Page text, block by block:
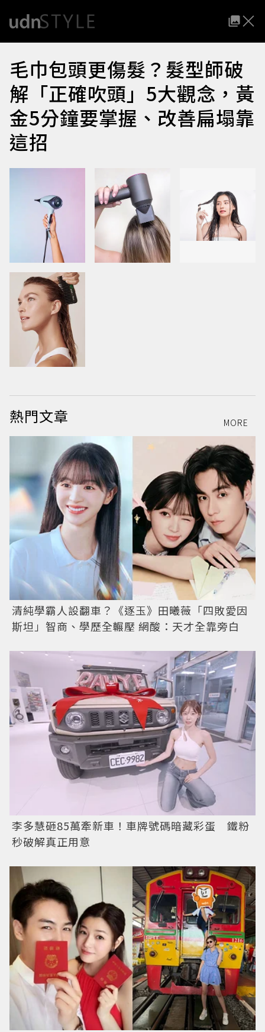
毛巾包頭更傷髮？髮型師破
解「正確吹頭」5大觀念，黃
金5分鐘要掌握、改善扁塌靠
這招
熱門文章 MORE
清純學霸人設翻車？《逐玉》田曦薇「四敗愛因
斯坦」智商、學歷全輾壓 網酸：天才全靠旁白
李多慧砸85萬牽新車！車牌號碼暗藏彩蛋 鐵粉
秒破解真正用意